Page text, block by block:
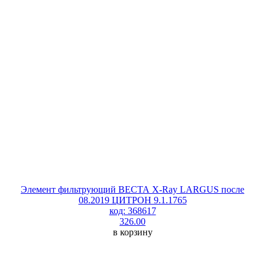
Элемент фильтрующий ВЕСТА X-Ray LARGUS после
08.2019 ЦИТРОН 9.1.1765
код: 368617
326.00
в корзину